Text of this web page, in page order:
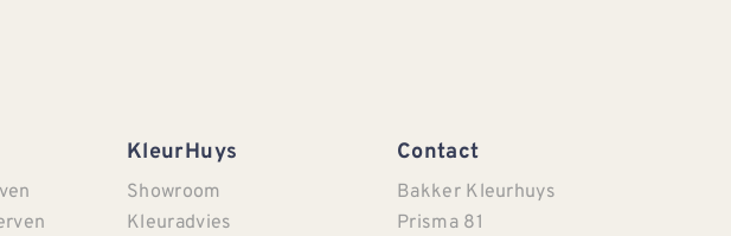
KleurHuys
Showroom
Kleuradvies
Contact
Bakker Kleurhuys
Prisma 81